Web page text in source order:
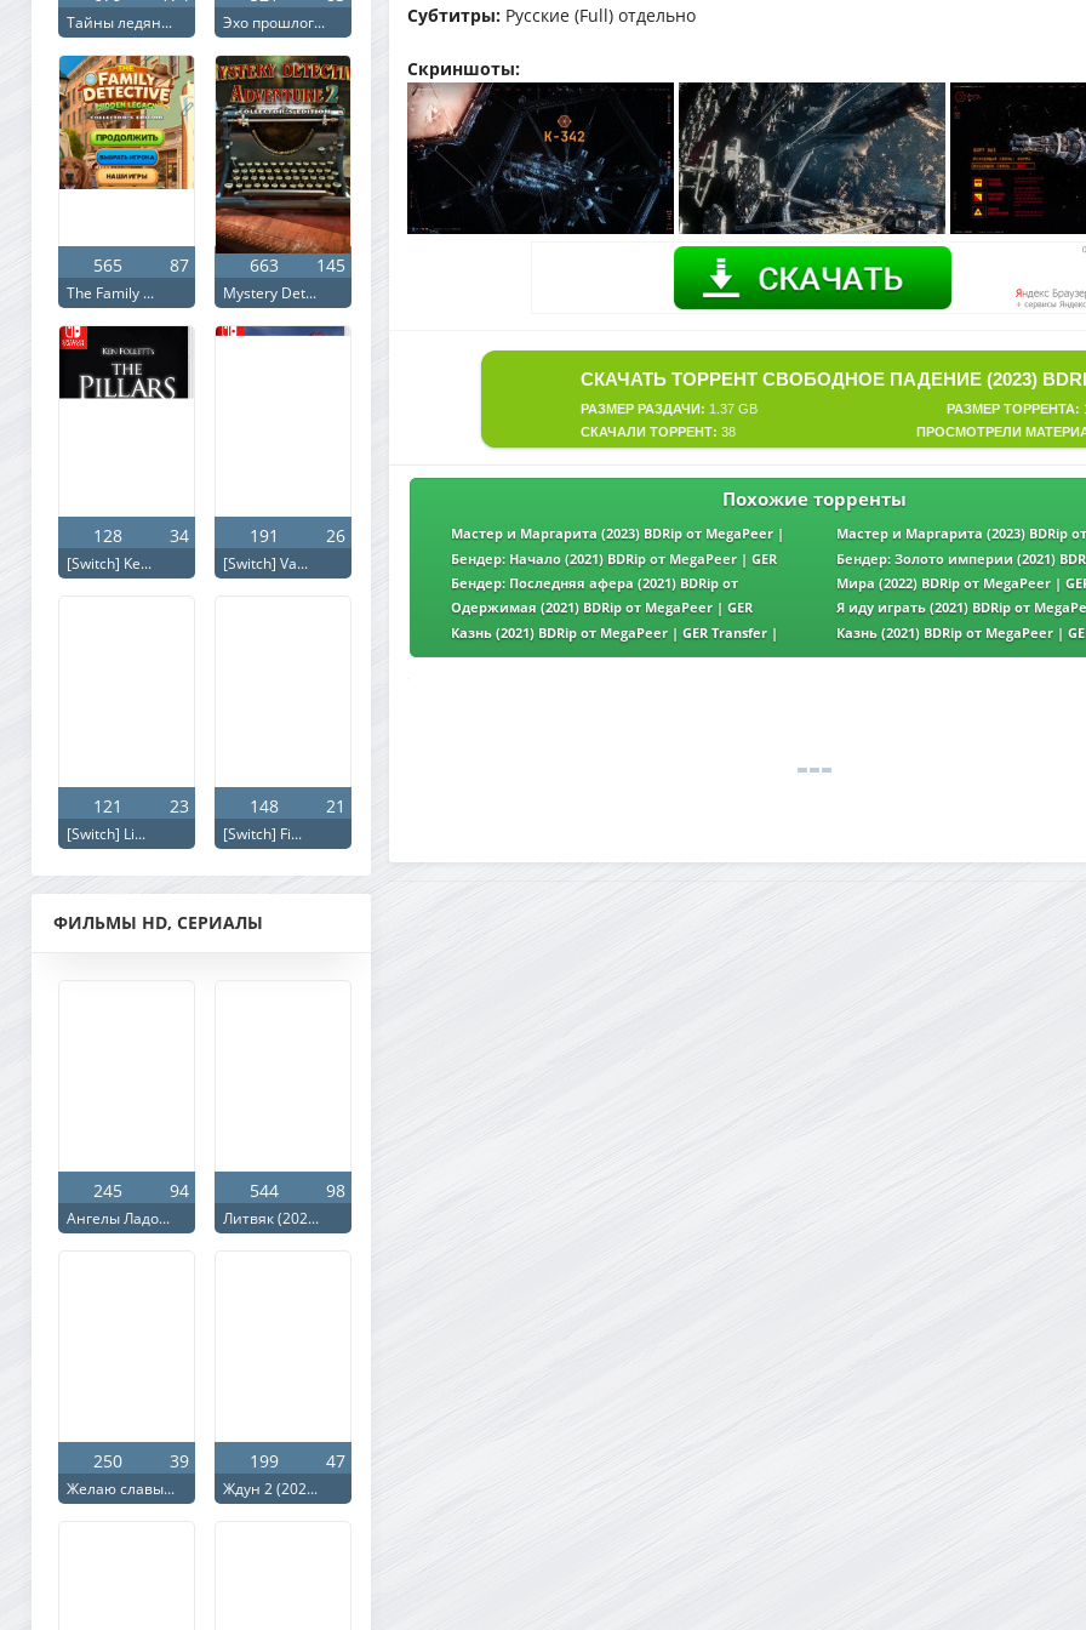
Тайны ледян... Эхо прошлог...
565 87
The Family ...
663 145
Mystery Det...
128 34
[Switch] Ke...
191 26
[Switch] Va...
121 23
[Switch] Li...
148 21
[Switch] Fi...
ФИЛЬМЫ HD, СЕРИАЛЫ
245 94
Ангелы Ладо...
544 98
Литвяк (202...
250 39
Желаю славы...
199 47
Ждун 2 (202...
Субтитры: Русские (Full) отдельно
Скриншоты:
РАЗМЕР ТОРРЕНТА:
РАЗМЕР РАЗДАЧИ: 1.37 GB
ПРОСМОТРЕЛИ
СКАЧАЛИ ТОРРЕНТ: 38
Похожие торренты
Мастер и Маргарита (2023) BDRip от MegaPeer |
GER Transfer | Лицензия
Мастер и Маргарита (2023) BDRip
GER Transfer | Лицензия
Бендер: Начало (2021) BDRip от MegaPeer | GER
Transfer | Лицензия
Бендер: Золото империи (2021)
| GER Transfer | Лицензия
Бендер: Последняя афера (2021) BDRip от
MegaPeer | GER Transfer | Лицензия
Мира (2022) BDRip от MegaPeer |
Лицензия
Одержимая (2021) BDRip от MegaPeer | GER
Transfer | Лицензия
Я иду играть (2021) BDRip от
Transfer | Лицензия
Казнь (2021) BDRip от MegaPeer | GER Transfer |
Лицензия
Казнь (2021) BDRip от MegaPeer |
Лицензия